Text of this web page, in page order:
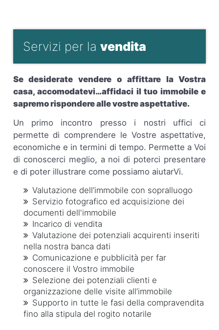
Servizi per la vendita
Se desiderate vendere o affittare la Vostra
casa, accomodatevi…affidaci il tuo immobile e
sapremo rispondere alle vostre aspettative.
Un primo incontro presso i nostri uffici ci
permette di comprendere le Vostre aspettative,
economiche e in termini di tempo. Permette a Voi
di conoscerci meglio, a noi di poterci presentare
e di poter illustrare come possiamo aiutarVi.
Valutazione dell’immobile con sopralluogo
Servizio fotografico ed acquisizione dei
documenti dell'immobile
Incarico di vendita
Valutazione dei potenziali acquirenti inseriti
nella nostra banca dati
Comunicazione e pubblicità per far
conoscere il Vostro immobile
Selezione dei potenziali clienti e
organizzazione delle visite all’immobile
Supporto in tutte le fasi della compravendita
fino alla stipula del rogito notarile